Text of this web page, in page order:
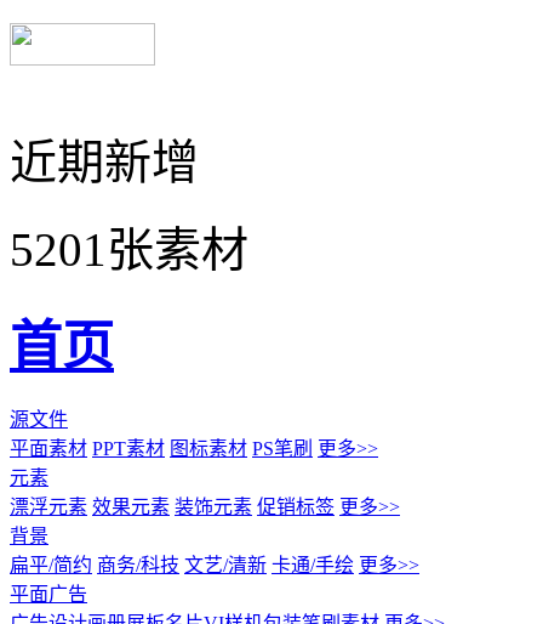
近期新增
5201张素材
首页
源文件
平面素材 PPT素材 图标素材 PS笔刷 更多>>
元素
漂浮元素 效果元素 装饰元素 促销标签 更多>>
背景
扁平/简约 商务/科技 文艺/清新 卡通/手绘 更多>>
平面广告